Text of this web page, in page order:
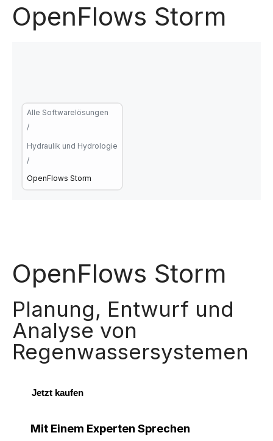
OpenFlows Storm
Alle Softwarelösungen
/
Hydraulik und Hydrologie
/
OpenFlows Storm
OpenFlows Storm
Planung, Entwurf und
Analyse von
Regenwassersystemen
Jetzt kaufen
Mit Einem Experten Sprechen